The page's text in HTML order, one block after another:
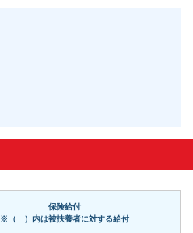
保険給付
※（ ）内は被扶養者に対する給付